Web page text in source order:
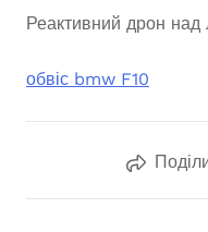
Реактивний дрон над
обвіс bmw F10